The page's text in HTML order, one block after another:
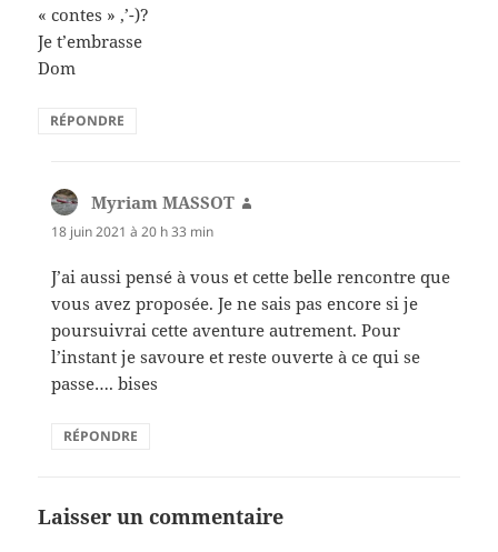
« contes » ,’-)?
Je t’embrasse
Dom
RÉPONDRE
Myriam MASSOT
18 juin 2021 à 20 h 33 min
J’ai aussi pensé à vous et cette belle rencontre que
vous avez proposée. Je ne sais pas encore si je
poursuivrai cette aventure autrement. Pour
l’instant je savoure et reste ouverte à ce qui se
passe…. bises
RÉPONDRE
Laisser un commentaire